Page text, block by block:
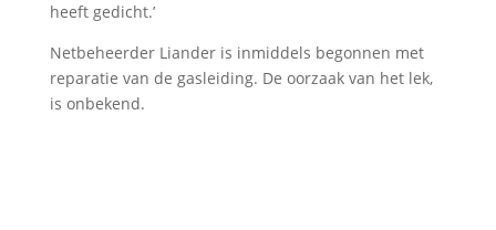
heeft gedicht.’
Netbeheerder Liander is inmiddels begonnen met
reparatie van de gasleiding. De oorzaak van het lek,
is onbekend.